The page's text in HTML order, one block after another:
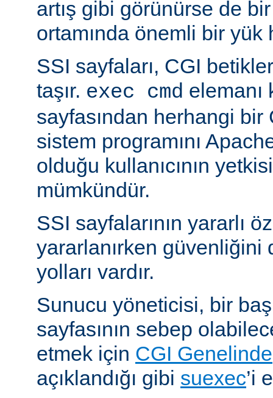
artış gibi görünürse de
ortamında önemli bir yük
SSI sayfaları, CGI
taşır. exec cmd elemanı
sayfasından herhangi
sistem programını
olduğu kullanıcının
mümkündür.
SSI sayfalarının yararlı
yararlanırken güvenliğini
yolları vardır.
Sunucu yöneticisi, bir
sayfasının sebep
etmek için CGI Genelinde
açıklandığı gibi suexec’i